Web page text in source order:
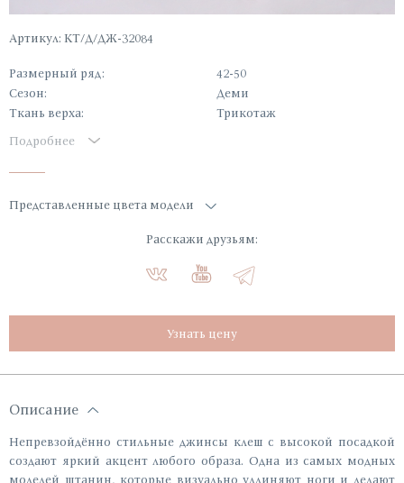
Артикул: КТ/Д/ДЖ-32084
Размерный ряд:
42-50
Сезон:
Деми
Ткань верха:
Трикотаж
Подробнее
Представленные цвета модели
Расскажи друзьям:
Узнать цену
Описание
Непревзойдённо стильные джинсы клеш с высокой посадкой
создают яркий акцент любого образа. Одна из самых модных
моделей штанин, которые визуально удлиняют ноги и делают